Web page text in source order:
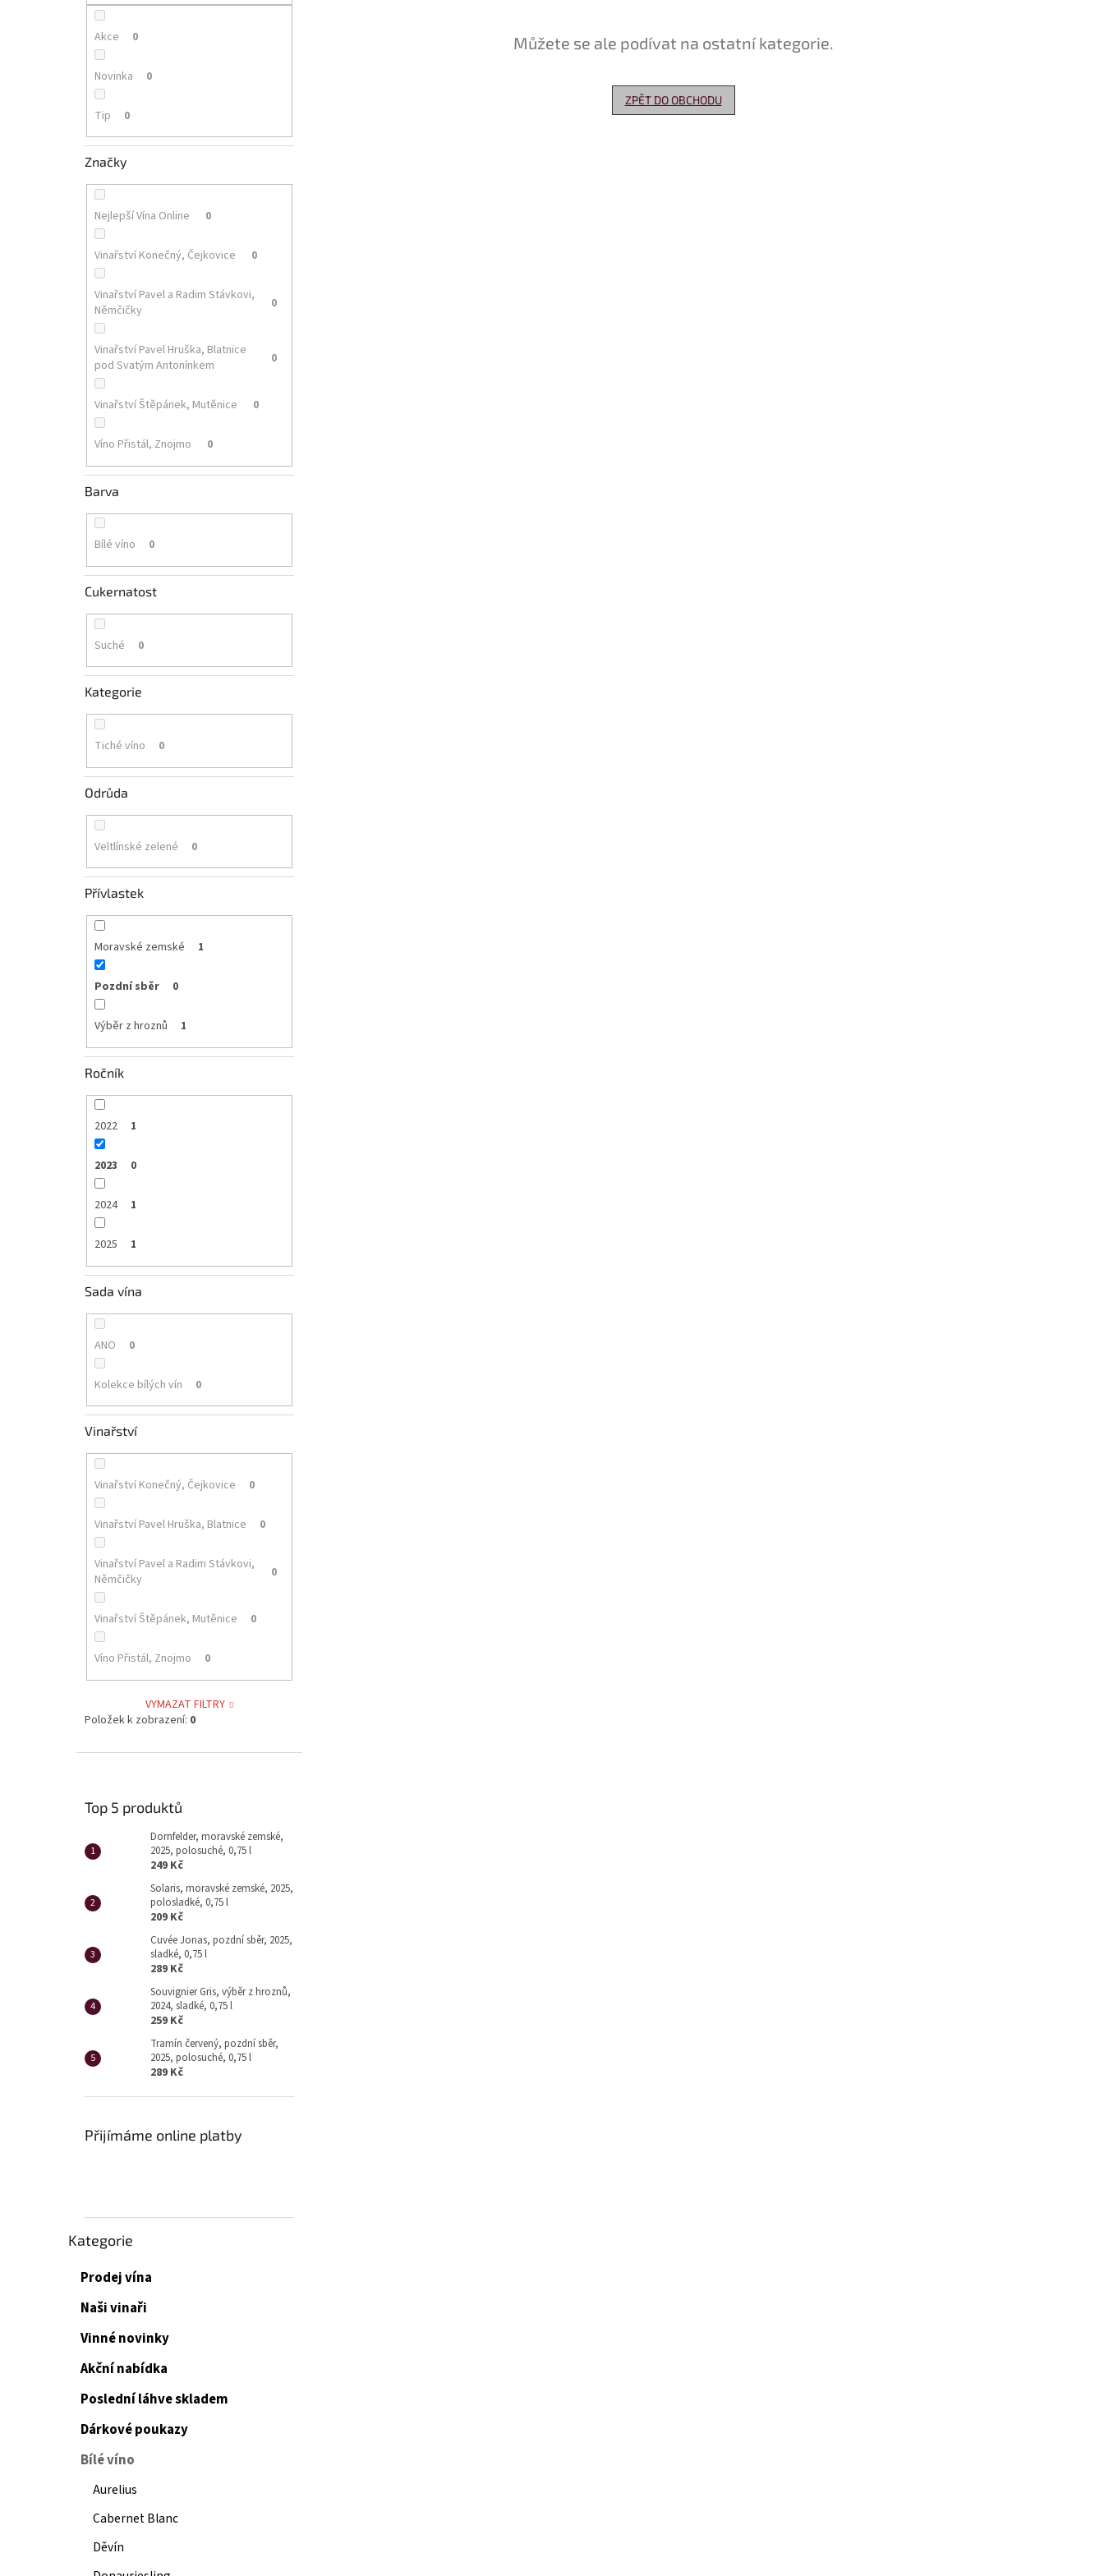
Akce 0
Novinka 0
Tip 0
Značky
Nejlepší Vína Online 0
Vinařství Konečný, Čejkovice 0
Vinařství Pavel a Radim Stávkovi,
Němčičky
0
Vinařství Pavel Hruška, Blatnice
pod Svatým Antonínkem
0
Vinařství Štěpánek, Mutěnice 0
Víno Přistál, Znojmo 0
Barva
Bílé víno 0
Cukernatost
Suché 0
Kategorie
Tiché víno 0
Odrůda
Veltlínské zelené 0
Přívlastek
Moravské zemské 1
Pozdní sběr 0
Výběr z hroznů 1
Ročník
2022 1
2023 0
2024 1
2025 1
Sada vína
ANO 0
Kolekce bílých vín 0
Vinařství
Vinařství Konečný, Čejkovice 0
Vinařství Pavel Hruška, Blatnice 0
Vinařství Pavel a Radim Stávkovi,
Němčičky
0
Vinařství Štěpánek, Mutěnice 0
Víno Přistál, Znojmo 0
VYMAZAT FILTRY
Položek k zobrazení: 0
Top 5 produktů
Dornfelder, moravské zemské,
2025, polosuché, 0,75 l
249 Kč
Solaris, moravské zemské, 2025,
polosladké, 0,75 l
209 Kč
Cuvée Jonas, pozdní sběr, 2025,
sladké, 0,75 l
289 Kč
Souvignier Gris, výběr z hroznů,
2024, sladké, 0,75 l
259 Kč
Tramín červený, pozdní sběr,
2025, polosuché, 0,75 l
289 Kč
Přijímáme online platby
Přeskočit
kategorie
Kategorie
Prodej vína
Naši vinaři
Vinné novinky
Akční nabídka
Poslední láhve skladem
Dárkové poukazy
Bílé víno
Aurelius
Cabernet Blanc
Děvín
Můžete se ale podívat na ostatní kategorie.
ZPĚT DO OBCHODU